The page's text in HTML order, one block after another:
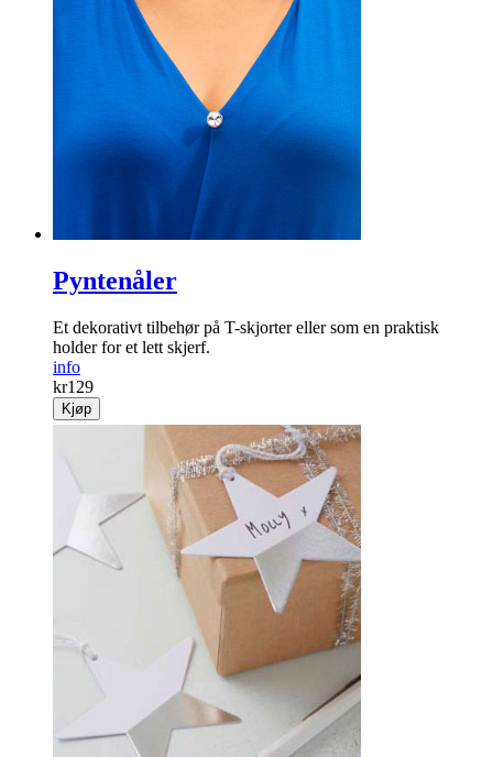
Pyntenåler
Et dekorativt tilbehør på T-skjorter eller som en praktisk
holder for et lett skjerf.
info
kr129
Kjøp